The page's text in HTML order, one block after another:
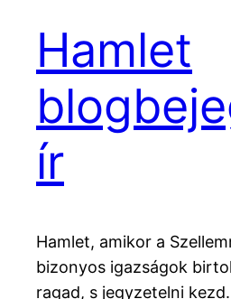
Hamlet
ír
Hamlet, amikor a
bizonyos igazságok
ragad, s jegyzetelni